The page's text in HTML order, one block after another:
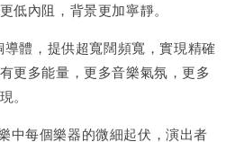
低內阻，背景更加寧靜。
體，提供超寬闊頻寬，實現精確
更多能量，更多音樂氣氛，更多
。
中每個樂器的微細起伏，演出者